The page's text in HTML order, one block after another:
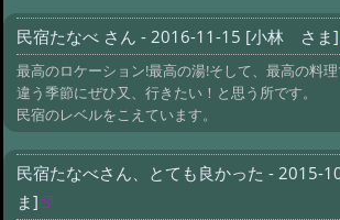
民宿たなべ さん - 2016-11-15 [小林 さま]
最高のロケーション!最高の湯!そして、最高の料理
違う季節にぜひ又、行きたい！と思う所です。
民宿のレベルをこえています。
民宿たなべさん、とても良かった - 2015-
ま]